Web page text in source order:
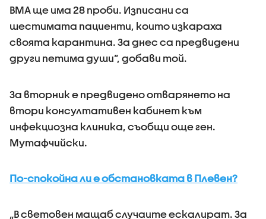
ВМА ще има 28 проби. Изписани са
шестимата пациенти, които изкараха
своята карантина. За днес са предвидени
други петима души”, добави той.
За вторник е предвидено отварянето на
втори консултативен кабинет към
инфекциозна клиника, съобщи още ген.
Мутафчийски.
По-спокойна ли е обстановката в Плевен?
„В световен мащаб случаите ескалират. За